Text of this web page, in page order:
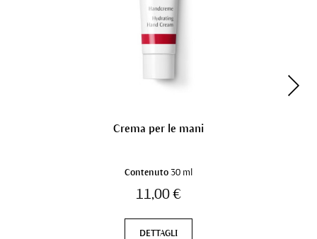
Crema per le mani
Contenuto 30 ml
11,00 €
DETTAGLI